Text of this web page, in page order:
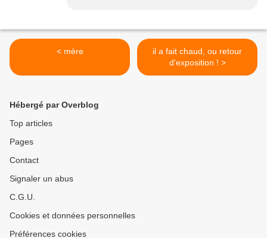
< mère
il a fait chaud, ou retour
d'exposition ! >
Hébergé par Overblog
Top articles
Pages
Contact
Signaler un abus
C.G.U.
Cookies et données personnelles
Préférences cookies